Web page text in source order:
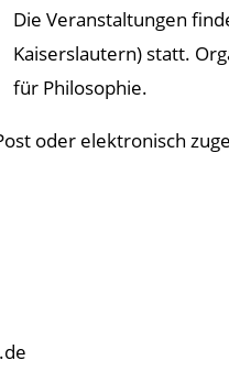
Die Veranstaltungen
Kaiserslautern) statt.
für Philosophie.
oder elektronisch